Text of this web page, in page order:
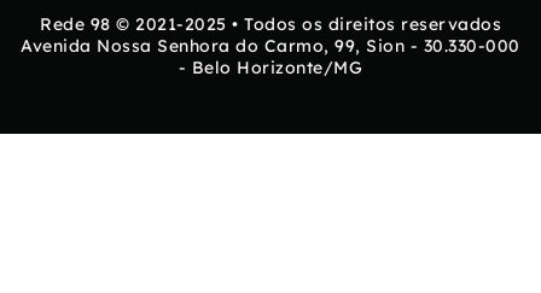
Rede 98 © 2021-2025 • Todos os direitos reservados
Avenida Nossa Senhora do Carmo, 99, Sion - 30.330-000
- Belo Horizonte/MG